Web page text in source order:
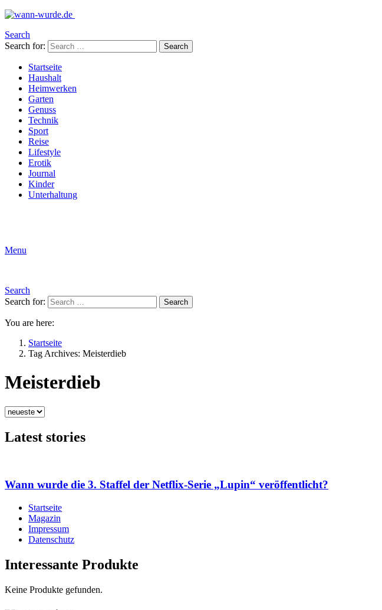
Search
Search for:
Search
Startseite
Haushalt
Heimwerken
Garten
Genuss
Technik
Sport
Reise
Lifestyle
Erotik
Journal
Kinder
Unterhaltung
Menu
Search
Search for:
Search
You are here:
Startseite
Tag Archives: Meisterdieb
Meisterdieb
Latest stories
Wann wurde die 3. Staffel der Netflix-Serie „Lupin“ veröffentlicht?
Startseite
Magazin
Impressum
Datenschutz
Interessante Produkte
Keine Produkte gefunden.